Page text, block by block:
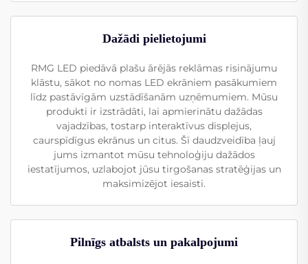
Dažādi pielietojumi
RMG LED piedāvā plašu ārējās reklāmas risinājumu
klāstu, sākot no nomas LED ekrāniem pasākumiem
līdz pastāvīgām uzstādīšanām uzņēmumiem. Mūsu
produkti ir izstrādāti, lai apmierinātu dažādas
vajadzības, tostarp interaktīvus displejus,
caurspīdīgus ekrānus un citus. Šī daudzveidība ļauj
jums izmantot mūsu tehnoloģiju dažādos
iestatījumos, uzlabojot jūsu tirgošanas stratēģijas un
maksimizējot iesaisti.
Pilnīgs atbalsts un pakalpojumi